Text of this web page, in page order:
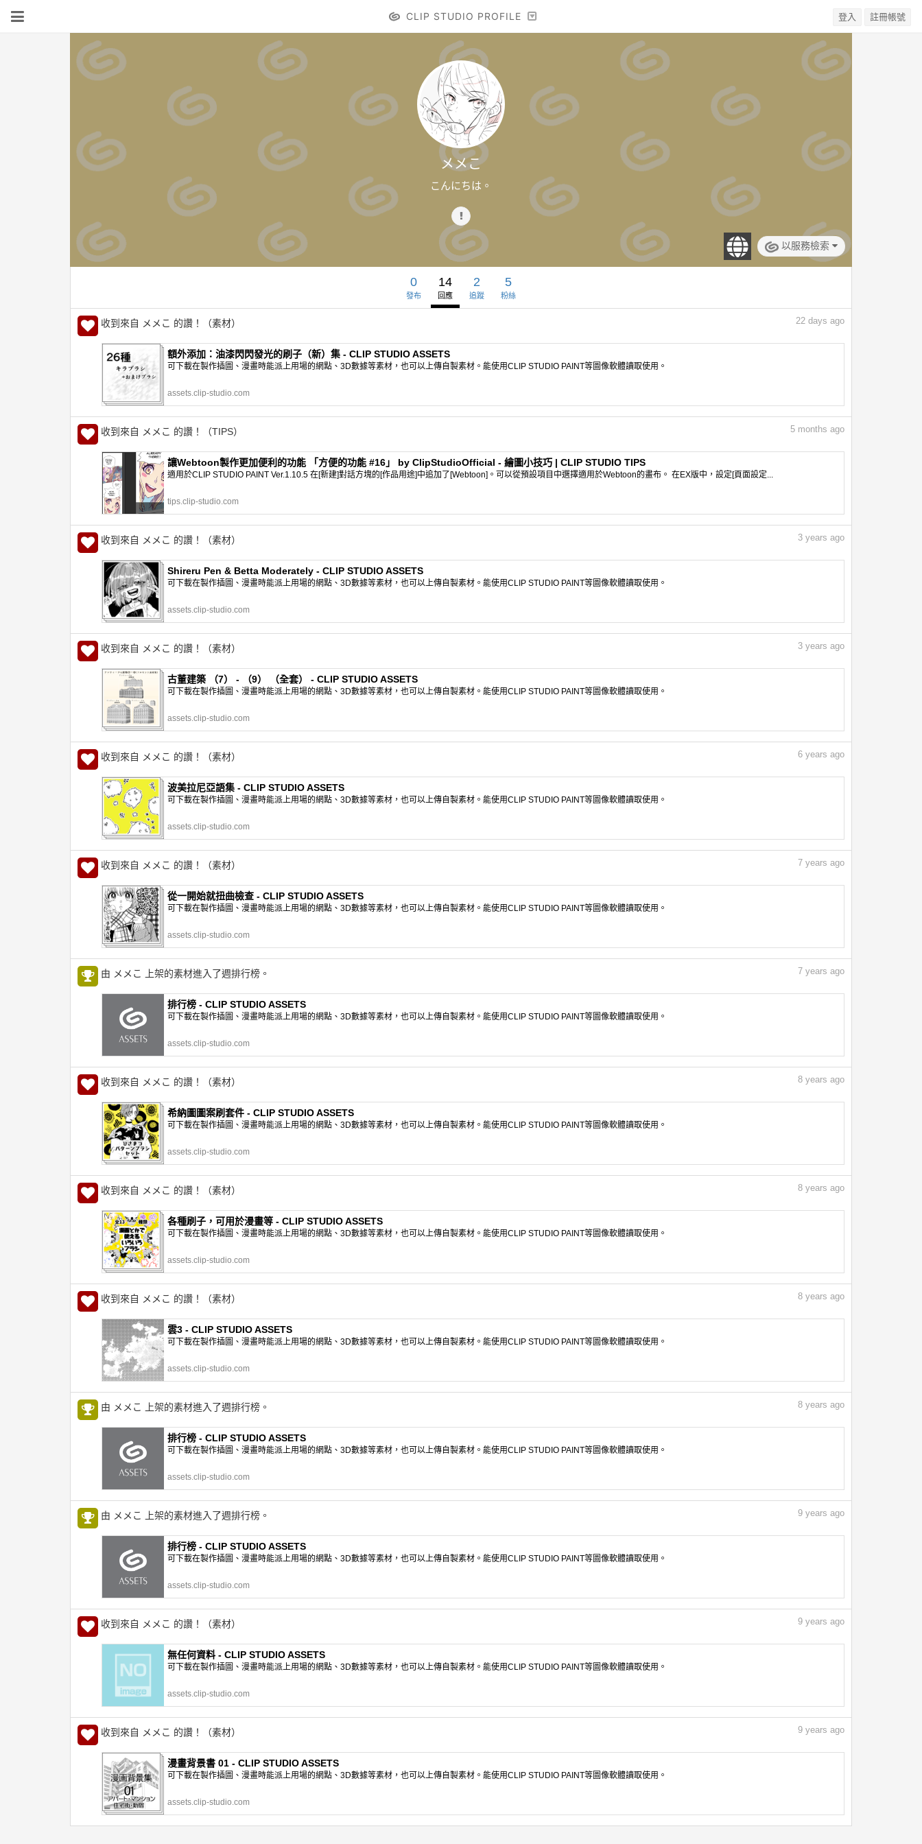
CLIP STUDIO PROFILE 登入 註冊帳號
メメこ
こんにちは。
以服務檢索
0
發布
14
回應
2
追蹤
5
粉絲
收到來自 メメこ 的讚！（素材） 22 days ago
額外添加：油漆閃閃發光的刷子（新）集 - CLIP STUDIO ASSETS
可下載在製作插圖、漫畫時能派上用場的網點、3D數據等素材，也可以上傳自製素材。能使用CLIP STUDIO PAINT等圖像軟體讀取使用。
assets.clip-studio.com
收到來自 メメこ 的讚！（TIPS） 5 months ago
讓Webtoon製作更加便利的功能 「方便的功能 #16」 by ClipStudioOfficial - 繪圖小技巧 | CLIP STUDIO TIPS
適用於CLIP STUDIO PAINT Ver.1.10.5 在[新建]對話方塊的[作品用途]中追加了[Webtoon]。可以從預設項目中選擇適用於Webtoon的畫布。 在EX版中，設定[頁面設定...
tips.clip-studio.com
收到來自 メメこ 的讚！（素材） 3 years ago
Shireru Pen & Betta Moderately - CLIP STUDIO ASSETS
可下載在製作插圖、漫畫時能派上用場的網點、3D數據等素材，也可以上傳自製素材。能使用CLIP STUDIO PAINT等圖像軟體讀取使用。
assets.clip-studio.com
收到來自 メメこ 的讚！（素材） 3 years ago
古董建築 （7） - （9） （全套） - CLIP STUDIO ASSETS
可下載在製作插圖、漫畫時能派上用場的網點、3D數據等素材，也可以上傳自製素材。能使用CLIP STUDIO PAINT等圖像軟體讀取使用。
assets.clip-studio.com
收到來自 メメこ 的讚！（素材） 6 years ago
波美拉尼亞語集 - CLIP STUDIO ASSETS
可下載在製作插圖、漫畫時能派上用場的網點、3D數據等素材，也可以上傳自製素材。能使用CLIP STUDIO PAINT等圖像軟體讀取使用。
assets.clip-studio.com
收到來自 メメこ 的讚！（素材） 7 years ago
從一開始就扭曲檢查 - CLIP STUDIO ASSETS
可下載在製作插圖、漫畫時能派上用場的網點、3D數據等素材，也可以上傳自製素材。能使用CLIP STUDIO PAINT等圖像軟體讀取使用。
assets.clip-studio.com
由 メメこ 上架的素材進入了週排行榜。 7 years ago
排行榜 - CLIP STUDIO ASSETS
可下載在製作插圖、漫畫時能派上用場的網點、3D數據等素材，也可以上傳自製素材。能使用CLIP STUDIO PAINT等圖像軟體讀取使用。
assets.clip-studio.com
收到來自 メメこ 的讚！（素材） 8 years ago
希納圖圖案刷套件 - CLIP STUDIO ASSETS
可下載在製作插圖、漫畫時能派上用場的網點、3D數據等素材，也可以上傳自製素材。能使用CLIP STUDIO PAINT等圖像軟體讀取使用。
assets.clip-studio.com
收到來自 メメこ 的讚！（素材） 8 years ago
各種刷子，可用於漫畫等 - CLIP STUDIO ASSETS
可下載在製作插圖、漫畫時能派上用場的網點、3D數據等素材，也可以上傳自製素材。能使用CLIP STUDIO PAINT等圖像軟體讀取使用。
assets.clip-studio.com
收到來自 メメこ 的讚！（素材） 8 years ago
雲3 - CLIP STUDIO ASSETS
可下載在製作插圖、漫畫時能派上用場的網點、3D數據等素材，也可以上傳自製素材。能使用CLIP STUDIO PAINT等圖像軟體讀取使用。
assets.clip-studio.com
由 メメこ 上架的素材進入了週排行榜。 8 years ago
排行榜 - CLIP STUDIO ASSETS
可下載在製作插圖、漫畫時能派上用場的網點、3D數據等素材，也可以上傳自製素材。能使用CLIP STUDIO PAINT等圖像軟體讀取使用。
assets.clip-studio.com
由 メメこ 上架的素材進入了週排行榜。 9 years ago
排行榜 - CLIP STUDIO ASSETS
可下載在製作插圖、漫畫時能派上用場的網點、3D數據等素材，也可以上傳自製素材。能使用CLIP STUDIO PAINT等圖像軟體讀取使用。
assets.clip-studio.com
收到來自 メメこ 的讚！（素材） 9 years ago
無任何資料 - CLIP STUDIO ASSETS
可下載在製作插圖、漫畫時能派上用場的網點、3D數據等素材，也可以上傳自製素材。能使用CLIP STUDIO PAINT等圖像軟體讀取使用。
assets.clip-studio.com
收到來自 メメこ 的讚！（素材） 9 years ago
漫畫背景書 01 - CLIP STUDIO ASSETS
可下載在製作插圖、漫畫時能派上用場的網點、3D數據等素材，也可以上傳自製素材。能使用CLIP STUDIO PAINT等圖像軟體讀取使用。
assets.clip-studio.com